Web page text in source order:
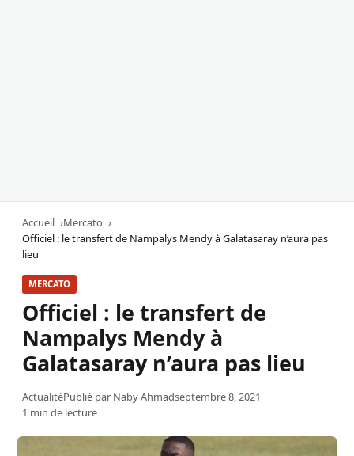
Accueil
Mercato
Officiel : le transfert de Nampalys Mendy à Galatasaray n’aura pas
lieu
MERCATO
Officiel : le transfert de
Nampalys Mendy à
Galatasaray n’aura pas lieu
ActualitéPublié par Naby Ahmadseptembre 8, 2021
1 min de lecture